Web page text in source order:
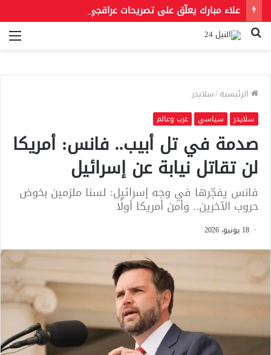
بحث
الرئيسية/سلايدر
سلايدر سياسي عرب وعالم
صدمة في تل أبيب.. فانس: أمريكا
لن تقاتل نيابة عن إسرائيل
فانس يفجّرها في وجه إسرائيل: لسنا ملزمين بخوض
حروب الآخرين.. وأمن أمريكا أولًا
18 يونيو، 2026